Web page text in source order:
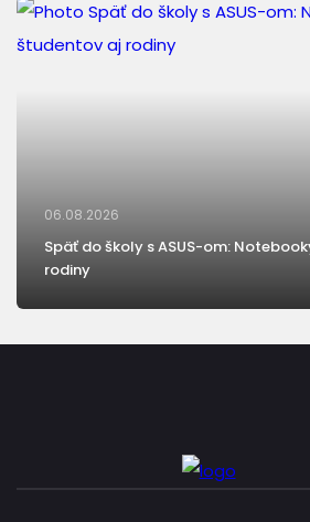
06.08.2026
Späť do školy s ASUS-om:
rodiny